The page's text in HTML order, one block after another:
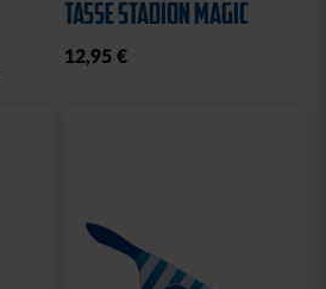
TASSE STADION MAGIC
12,95 €